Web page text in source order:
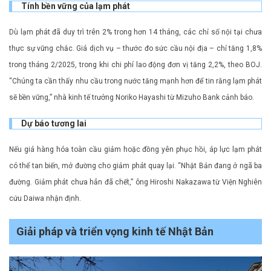
Tính bền vững của lạm phát
Dù lạm phát đã duy trì trên 2% trong hơn 14 tháng, các chỉ số nội tại chưa
thực sự vững chắc. Giá dịch vụ – thước đo sức cầu nội địa – chỉ tăng 1,8%
trong tháng 2/2025, trong khi chi phí lao động đơn vị tăng 2,2%, theo BOJ.
“Chúng ta cần thấy nhu cầu trong nước tăng mạnh hơn để tin rằng lạm phát
sẽ bền vững,” nhà kinh tế trưởng Noriko Hayashi từ Mizuho Bank cảnh báo.
Dự báo tương lai
Nếu giá hàng hóa toàn cầu giảm hoặc đồng yên phục hồi, áp lực lạm phát
có thể tan biến, mở đường cho giảm phát quay lại. “Nhật Bản đang ở ngã ba
đường. Giảm phát chưa hẳn đã chết,” ông Hiroshi Nakazawa từ Viện Nghiên
cứu Daiwa nhận định.
Giải pháp và triển vọng kinh tế Nhật Bản